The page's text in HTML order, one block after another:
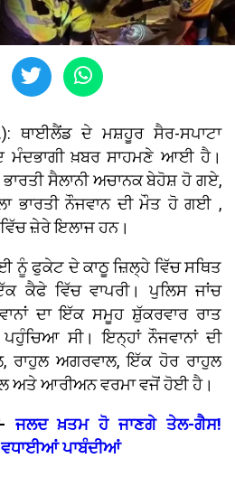
ਥਾਈਲੈਂਡ ਦੇ ਮਸ਼ਹੂਰ ਸੈਰ-ਸਪਾਟਾ
ਮੰਦਭਾਗੀ ਖ਼ਬਰ ਸਾਹਮਣੇ ਆਈ ਹੈ।
ਸੈਲਾਨੀ ਅਚਾਨਕ ਬੇਹੋਸ਼ ਹੋ ਗਏ,
ਭਾਰਤੀ ਨੌਜਵਾਨ ਦੀ ਮੌਤ ਹੋ ਗਈ ,
ਜ਼ੇਰੇ ਇਲਾਜ ਹਨ।
ਨੂੰ ਫੁਕੇਟ ਦੇ ਕਾਠੂ ਜ਼ਿਲ੍ਹੇ ਵਿੱਚ ਸਥਿਤ
ਕੈਫੇ ਵਿੱਚ ਵਾਪਰੀ। ਪੁਲਿਸ ਜਾਂਚ
ਦਾ ਇੱਕ ਸਮੂਹ ਸ਼ੁੱਕਰਵਾਰ ਰਾਤ
ਸੀ। ਇਨ੍ਹਾਂ ਨੌਜਵਾਨਾਂ ਦੀ
ਰਾਹੁਲ ਅਗਰਵਾਲ, ਇੱਕ ਹੋਰ ਰਾਹੁਲ
ਅਤੇ ਆਰੀਅਨ ਵਰਮਾ ਵਜੋਂ ਹੋਈ ਹੈ।
ਜਲਦ ਖ਼ਤਮ ਹੋ ਜਾਣਗੇ ਤੇਲ-ਗੈਸ!
ਵਧਾਈਆਂ ਪਾਬੰਦੀਆਂ